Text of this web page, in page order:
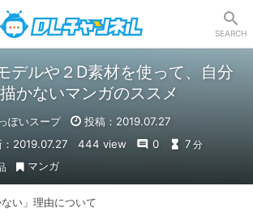
SEARCH
デルや２D素材を使って、自分
かないマンガのススメ
ぽいスープ
投稿：2019.07.27
：2019.07.27
444 view 0 7 分
マンガ
い」理由について